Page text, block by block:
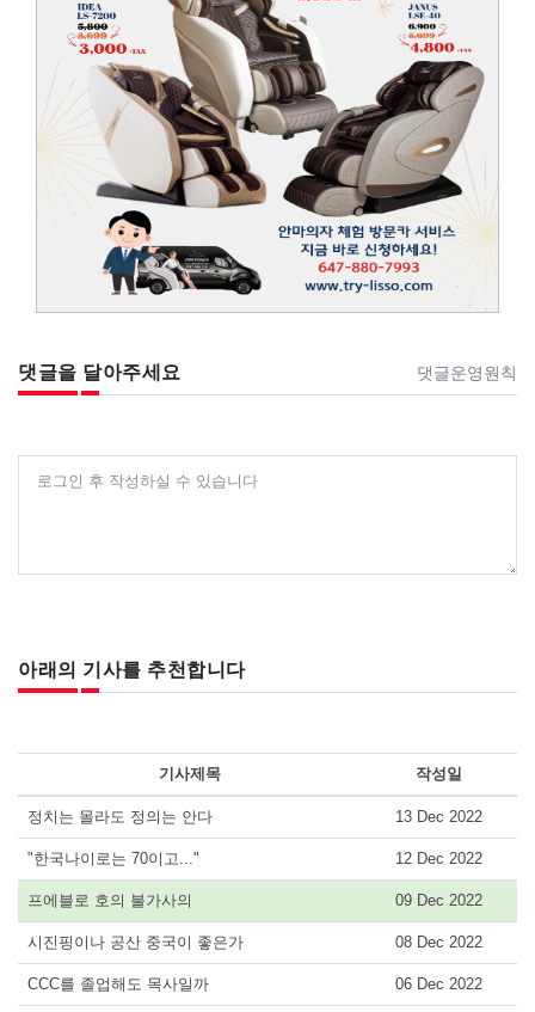
댓글을 달아주세요 댓글운영원칙
로그인 후 작성하실 수 있습니다
아래의 기사를 추천합니다
기사제목 작성일
정치는 몰라도 정의는 안다 13 Dec 2022
"한국나이로는 70이고..." 12 Dec 2022
프에블로 호의 불가사의 09 Dec 2022
시진핑이나 공산 중국이 좋은가 08 Dec 2022
CCC를 졸업해도 목사일까 06 Dec 2022